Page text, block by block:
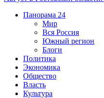
Панорама 24
Мир
Вся Россия
Южный регион
Блоги
Политика
Экономика
Общество
Власть
Культура